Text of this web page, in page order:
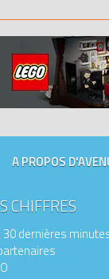
A PROPOS
CHIFFRES
dernières